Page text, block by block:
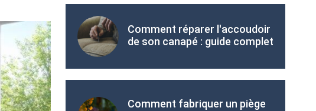
Comment réparer l'accoudoir
de son canapé : guide complet
Comment fabriquer un piège